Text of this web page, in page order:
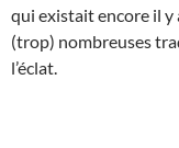
qui existait encore il y
(trop) nombreuses
l’éclat.